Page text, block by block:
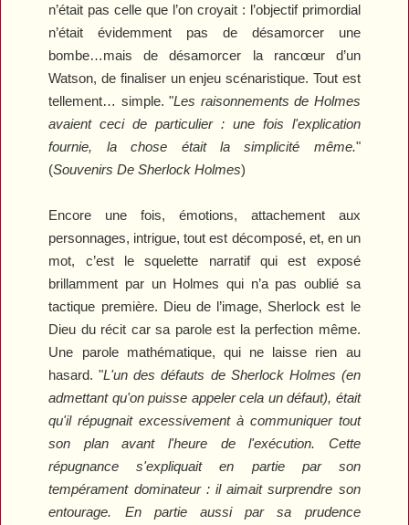
n’était pas celle que l’on croyait : l’objectif primordial
n’était évidemment pas de désamorcer une
bombe…mais de désamorcer la rancœur d’un
Watson, de finaliser un enjeu scénaristique. Tout est
tellement… simple. "Les raisonnements de Holmes
avaient ceci de particulier : une fois l'explication
fournie, la chose était la simplicité même."
(Souvenirs De Sherlock Holmes)
Encore une fois, émotions, attachement aux
personnages, intrigue, tout est décomposé, et, en un
mot, c’est le squelette narratif qui est exposé
brillamment par un Holmes qui n’a pas oublié sa
tactique première. Dieu de l’image, Sherlock est le
Dieu du récit car sa parole est la perfection même.
Une parole mathématique, qui ne laisse rien au
hasard. "L'un des défauts de Sherlock Holmes (en
admettant qu'on puisse appeler cela un défaut), était
qu'il répugnait excessivement à communiquer tout
son plan avant l'heure de l'exécution. Cette
répugnance s'expliquait en partie par son
tempérament dominateur : il aimait surprendre son
entourage. En partie aussi par sa prudence